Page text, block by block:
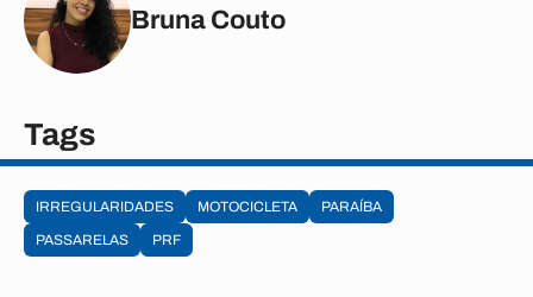
Bruna Couto
Tags
IRREGULARIDADES MOTOCICLETA
PARAÍBA
PASSARELAS
PRF